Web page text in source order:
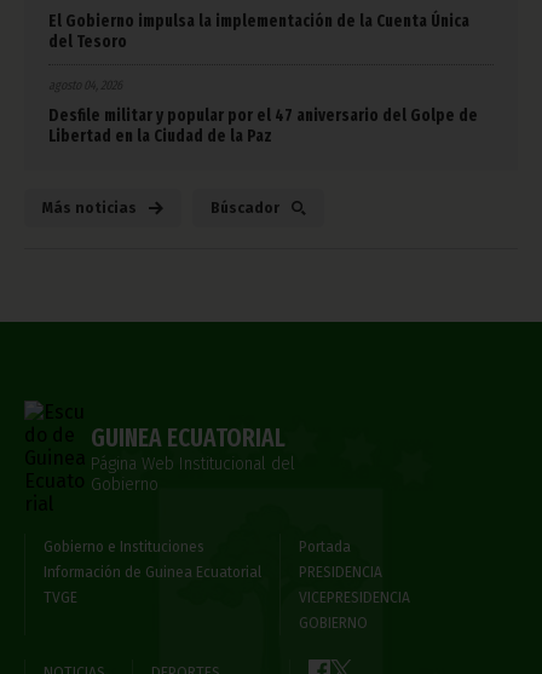
El Gobierno impulsa la implementación de la Cuenta Única
del Tesoro
agosto 04, 2026
Desfile militar y popular por el 47 aniversario del Golpe de
Libertad en la Ciudad de la Paz
Más noticias Búscador
GUINEA ECUATORIAL
Página Web Institucional del
Gobierno
Gobierno e Instituciones
Información de Guinea Ecuatorial
TVGE
Portada
PRESIDENCIA
VICEPRESIDENCIA
GOBIERNO